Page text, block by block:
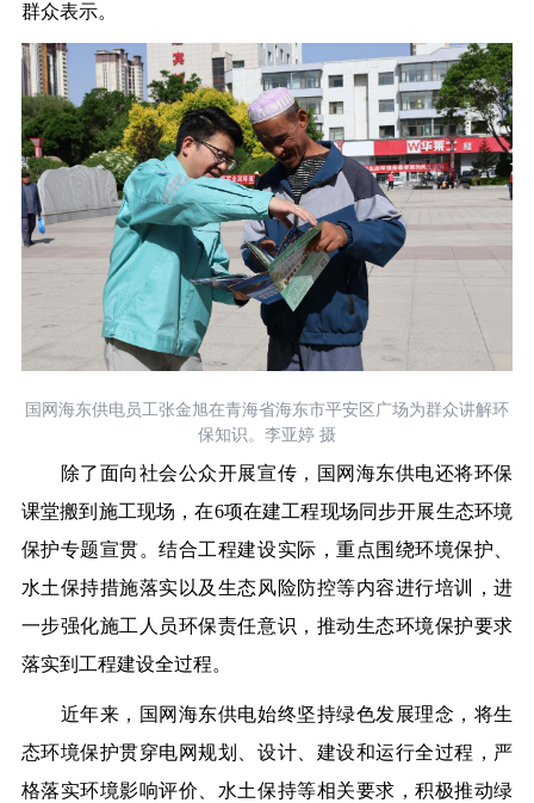
群众表示。
国网海东供电员工张金旭在青海省海东市平安区广场为群众讲解环
保知识。李亚婷 摄
除了面向社会公众开展宣传，国网海东供电还将环保
课堂搬到施工现场，在6项在建工程现场同步开展生态环境
保护专题宣贯。结合工程建设实际，重点围绕环境保护、
水土保持措施落实以及生态风险防控等内容进行培训，进
一步强化施工人员环保责任意识，推动生态环境保护要求
落实到工程建设全过程。
近年来，国网海东供电始终坚持绿色发展理念，将生
态环境保护贯穿电网规划、设计、建设和运行全过程，严
格落实环境影响评价、水土保持等相关要求，积极推动绿